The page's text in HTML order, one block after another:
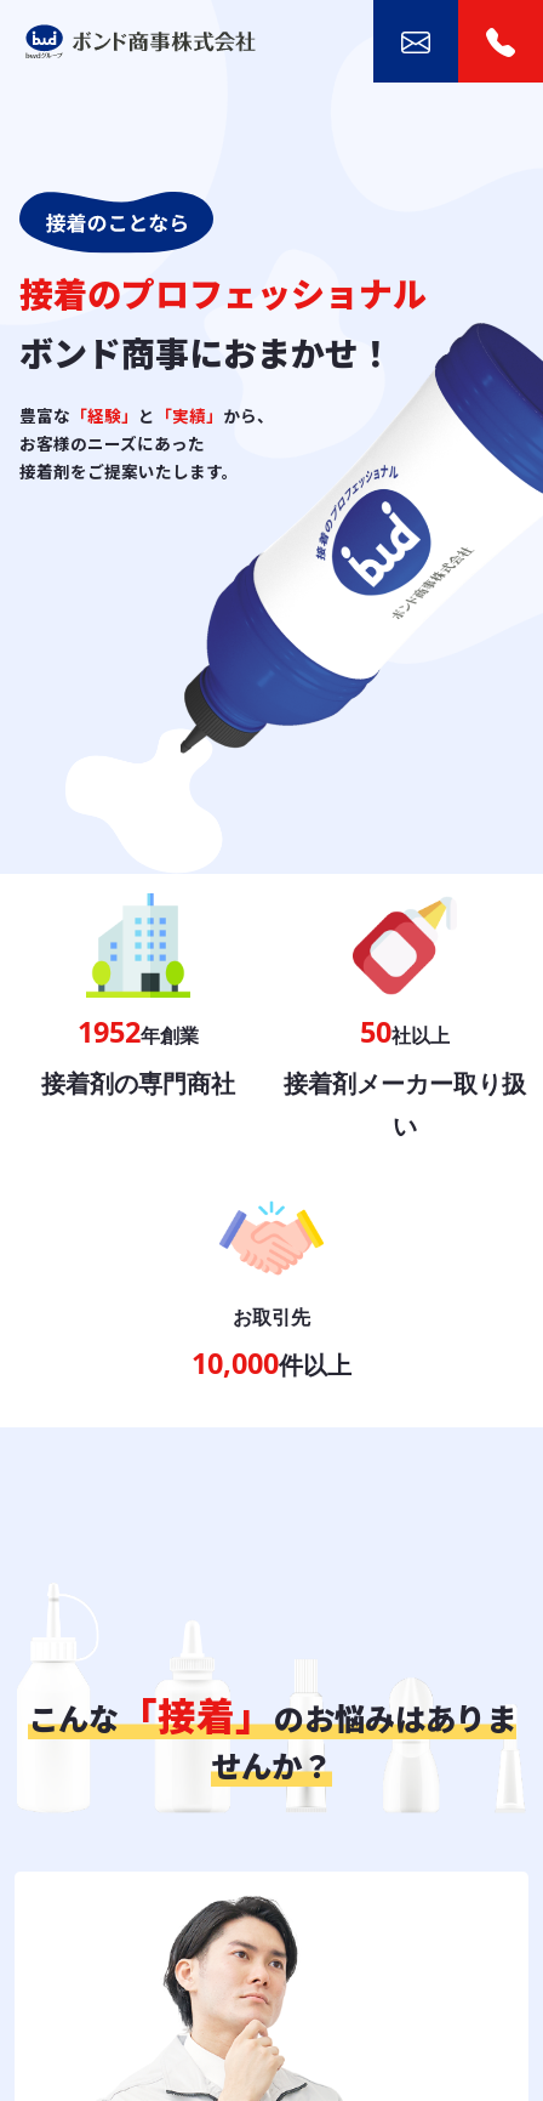
接着のプロフェッショナル
ボンド商事におまかせ！
豊富な 「経験」 と 「実績」 から、
お客様のニーズにあった
接着剤をご提案いたします。
1952年創業
接着剤の専門商社
50社以上
接着剤メーカー取り扱
い
お取引先
10,000件以上
こんな「接着」のお悩みはありま
せんか？